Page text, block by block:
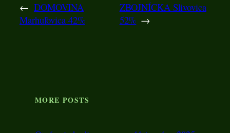
← DOMOVINA
Marhuľovica 42%
ZBOJNÍCKA Slivovica
52% →
MORE POSTS